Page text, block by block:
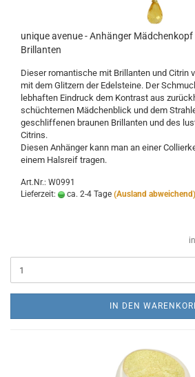
unique avenue - Anhänger
Brillanten
Dieser romantische mit Brillanten und Citrin
mit dem Glitzern der Edelsteine. Der
lebhaften Eindruck dem Kontrast aus
schüchternen Mädchenblick und dem
geschliffenen braunen Brillanten und des
Citrins.
Diesen Anhänger kann man an einer
einem Halsreif tragen.
Art.Nr.: W0991
Lieferzeit:
ca. 2-4 Tage (Ausland abweichend)
IN DEN